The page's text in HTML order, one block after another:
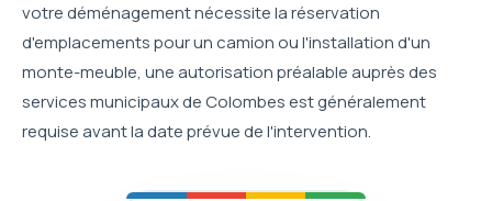
votre déménagement nécessite la réservation
d'emplacements pour un camion ou l'installation d'un
monte-meuble, une autorisation préalable auprès des
services municipaux de Colombes est généralement
requise avant la date prévue de l'intervention.